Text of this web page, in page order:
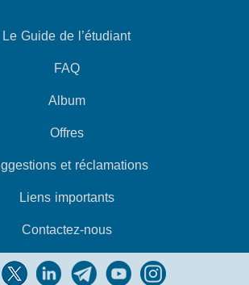
Le Guide de l’étudiant
FAQ
Album
Offres
et réclamations
Liens importants
Contactez-nous